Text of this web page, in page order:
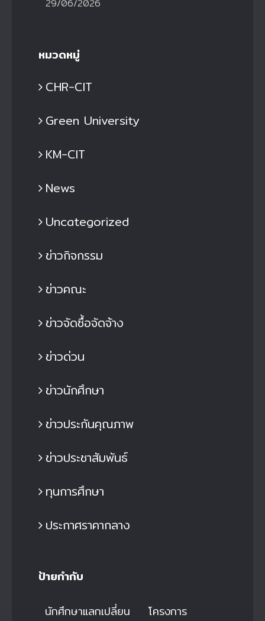
29/06/2026
หมวดหมู่
CHR-CIT
Green University
KM-CIT
News
Uncategorized
ข่าวกิจกรรม
ข่าวคณะ
ข่าวจัดซื้อจัดจ้าง
ข่าวด่วน
ข่าวนักศึกษา
ข่าวประกันคุณภาพ
ข่าวประชาสัมพันธ์
ทุนการศึกษา
ประกาศราคากลาง
ป้ายกำกับ
นักศึกษาแลกเปลี่ยน โครงการ